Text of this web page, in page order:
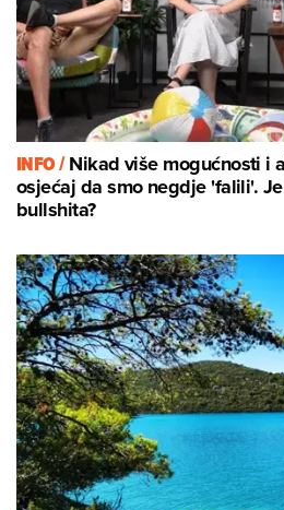
INFO /Nikad više mogućnosti i
osjećaj da smo negdje 'falili'.
bullshita?